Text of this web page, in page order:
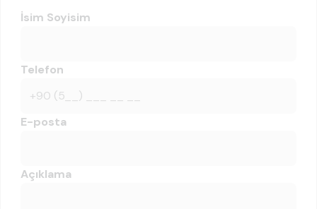
İsim Soyisim
Telefon
E-posta
Açıklama